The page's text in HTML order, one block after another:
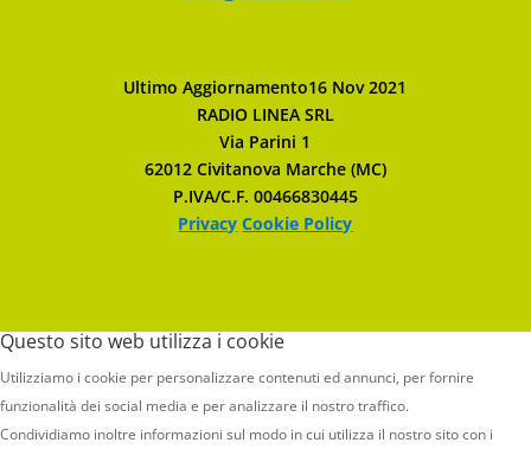
Ultimo Aggiornamento16 Nov 2021
RADIO LINEA SRL
Via Parini 1
62012 Civitanova Marche (MC)
P.IVA/C.F. 00466830445
Privacy Cookie Policy
Questo sito web utilizza i cookie
Utilizziamo i cookie per personalizzare contenuti ed annunci, per fornire
funzionalità dei social media e per analizzare il nostro traffico.
Condividiamo inoltre informazioni sul modo in cui utilizza il nostro sito con i